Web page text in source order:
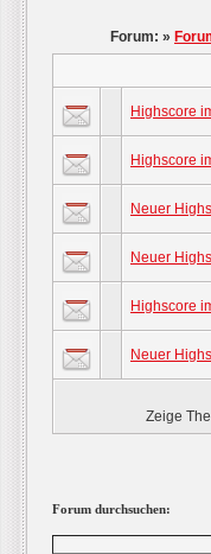
Forum: »
Highscore
Highscore
Neuer
Neuer
Highscore
Neuer
Zeige
Forum durchsuchen: